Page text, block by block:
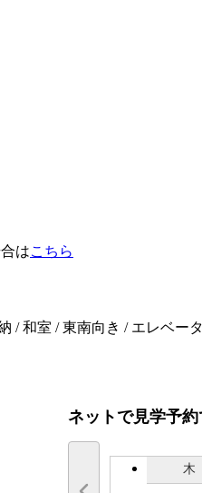
はこちら
/ 和室 / 東南向き / エレベー
ネットで見学予
木